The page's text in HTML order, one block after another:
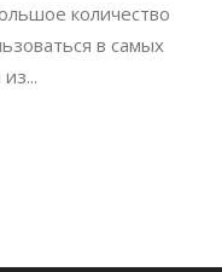
количество
в самых